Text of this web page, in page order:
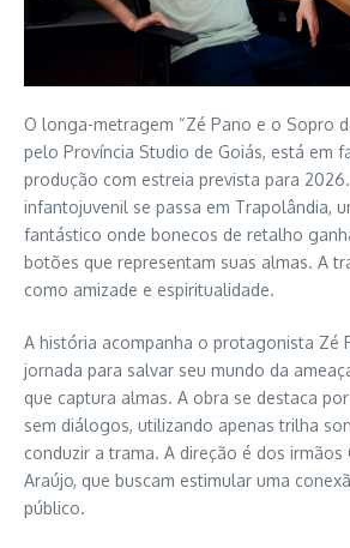
O longa-metragem “Zé Pano e o Sopro
pelo Província Studio de Goiás, está em
produção com estreia prevista para
infantojuvenil se passa em Trapolândia,
fantástico onde bonecos de retalho
botões que representam suas almas. A
como amizade e espiritualidade.
A história acompanha o protagonista Zé
jornada para salvar seu mundo da
que captura almas. A obra se destaca
sem diálogos, utilizando apenas trilha
conduzir a trama. A direção é dos irmãos
Araújo, que buscam estimular uma
público.